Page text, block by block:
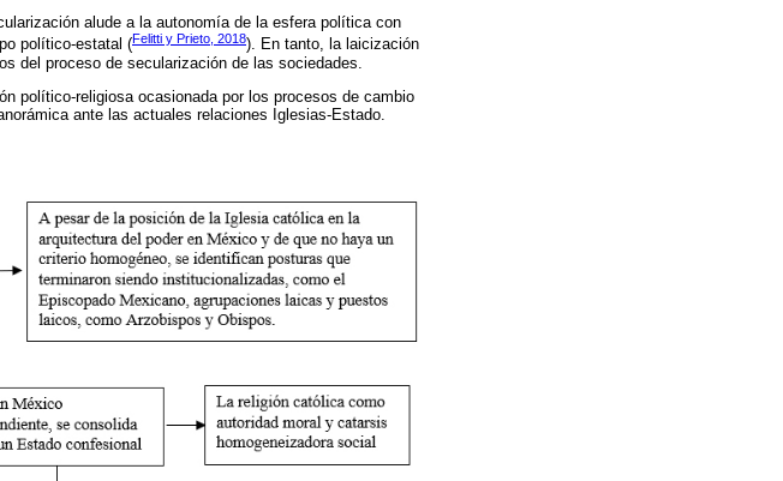
alude a la autonomía de la esfera política con
político-estatal (Felitti y Prieto, 2018). En tanto, la laicización
del proceso de secularización de las sociedades.
político-religiosa ocasionada por los procesos de cambio
ante las actuales relaciones Iglesias-Estado.